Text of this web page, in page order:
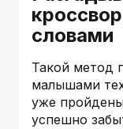
словами
Такой метод
малышами
уже
успешно